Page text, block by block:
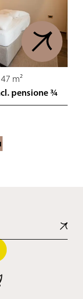
47 m²
pensione ¾